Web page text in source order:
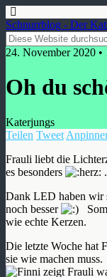
Schnurrblog - Der
24. November 2020 •
Oh du
Katerjungs
Teilen Tweet
Frauli liebt die
es besonders
.
Dank LED haben wir
noch besser
wie echte Kerzen.
Die letzte Woche hat
sie wie machen muss.